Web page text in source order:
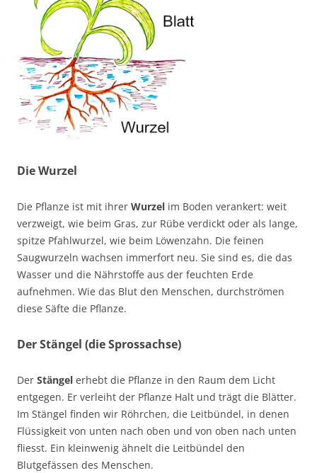
Die Wurzel
Die Pflanze ist mit ihrer Wurzel im Boden verankert: weit
verzweigt, wie beim Gras, zur Rübe verdickt oder als lange,
spitze Pfahlwurzel, wie beim Löwenzahn. Die feinen
Saugwurzeln wachsen immerfort neu. Sie sind es, die das
Wasser und die Nährstoffe aus der feuchten Erde
aufnehmen. Wie das Blut den Menschen, durchströmen
diese Säfte die Pflanze.
Der Stängel (die Sprossachse)
Der Stängel erhebt die Pflanze in den Raum dem Licht
entgegen. Er verleiht der Pflanze Halt und trägt die Blätter.
Im Stängel finden wir Röhrchen, die Leitbündel, in denen
Flüssigkeit von unten nach oben und von oben nach unten
fliesst. Ein kleinwenig ähnelt die Leitbündel den
Blutgefässen des Menschen.